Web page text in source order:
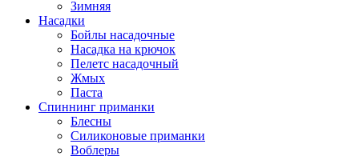
Зимняя
Насадки
Бойлы насадочные
Насадка на крючок
Пелетс насадочный
Жмых
Паста
Спиннинг приманки
Блесны
Силиконовые приманки
Воблеры